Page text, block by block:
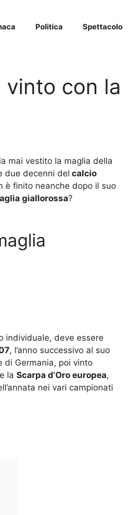
Politica Spettacolo
vinto con la
mai vestito la maglia della
due decenni del calcio
è finito neanche dopo il suo
giallorossa?
individuale, deve essere
, l’anno successivo al suo
di Germania, poi vinto
la Scarpa d’Oro europea,
nei vari campionati